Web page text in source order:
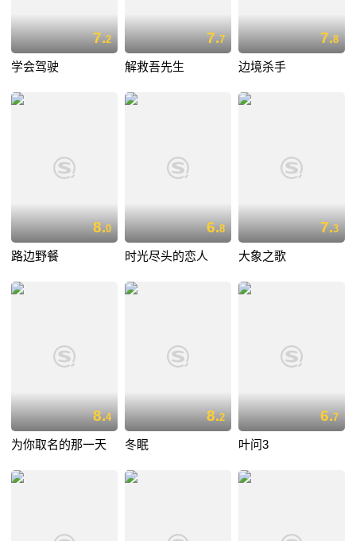
7.2
学会驾驶
7.7
解救吾先生
7.8
边境杀手
8.0
路边野餐
6.8
时光尽头的恋人
7.3
大象之歌
8.4
为你取名的那一天
8.2
冬眠
6.7
叶问3